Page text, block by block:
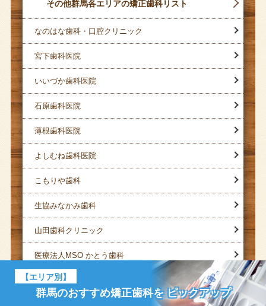
【エリア別】
群馬のおすすめ矯正歯科を ピックアップ
その他群馬各エリアの矯正歯科リスト
なのはな歯科・口腔クリニック
宮下歯科医院
いいづか歯科医院
石原歯科医院
薄根歯科医院
よしむね歯科医院
こもりや歯科
生協みなかみ歯科
山田歯科クリニック
医療法人MSO かとう歯科
黒瀬歯科医院